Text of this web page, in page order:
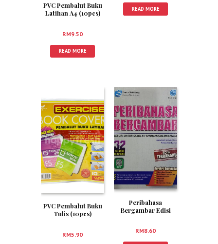
PVC Pembalut Buku
Latihan A4 (10pcs)
RM9.50
READ MORE
READ MORE
PVC Pembalut Buku
Tulis (10pcs)
RM5.90
Peribahasa
Bergambar Edisi
RM8.60